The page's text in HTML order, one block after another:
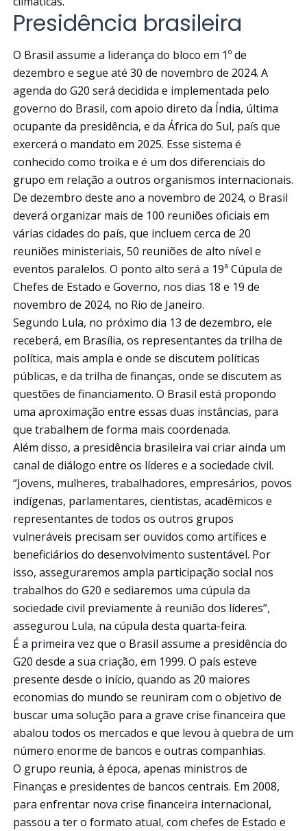
Presidência brasileira
O Brasil assume a liderança do bloco em 1º de
dezembro e segue até 30 de novembro de 2024. A
agenda do G20 será decidida e implementada pelo
governo do Brasil, com apoio direto da Índia, última
ocupante da presidência, e da África do Sul, país que
exercerá o mandato em 2025. Esse sistema é
conhecido como troika e é um dos diferenciais do
grupo em relação a outros organismos internacionais.
De dezembro deste ano a novembro de 2024, o Brasil
deverá organizar mais de 100 reuniões oficiais em
várias cidades do país, que incluem cerca de 20
reuniões ministeriais, 50 reuniões de alto nível e
eventos paralelos. O ponto alto será a 19ª Cúpula de
Chefes de Estado e Governo, nos dias 18 e 19 de
novembro de 2024, no Rio de Janeiro.
Segundo Lula, no próximo dia 13 de dezembro, ele
receberá, em Brasília, os representantes da trilha de
política, mais ampla e onde se discutem políticas
públicas, e da trilha de finanças, onde se discutem as
questões de financiamento. O Brasil está propondo
uma aproximação entre essas duas instâncias, para
que trabalhem de forma mais coordenada.
Além disso, a presidência brasileira vai criar ainda um
canal de diálogo entre os líderes e a sociedade civil.
“Jovens, mulheres, trabalhadores, empresários, povos
indígenas, parlamentares, cientistas, acadêmicos e
representantes de todos os outros grupos
vulneráveis precisam ser ouvidos como artífices e
beneficiários do desenvolvimento sustentável. Por
isso, asseguraremos ampla participação social nos
trabalhos do G20 e sediaremos uma cúpula da
sociedade civil previamente à reunião dos líderes”,
assegurou Lula, na cúpula desta quarta-feira.
É a primeira vez que o Brasil assume a presidência do
G20 desde a sua criação, em 1999. O país esteve
presente desde o início, quando as 20 maiores
economias do mundo se reuniram com o objetivo de
buscar uma solução para a grave crise financeira que
abalou todos os mercados e que levou à quebra de um
número enorme de bancos e outras companhias.
O grupo reunia, à época, apenas ministros de
Finanças e presidentes de bancos centrais. Em 2008,
para enfrentar nova crise financeira internacional,
passou a ter o formato atual, com chefes de Estado e